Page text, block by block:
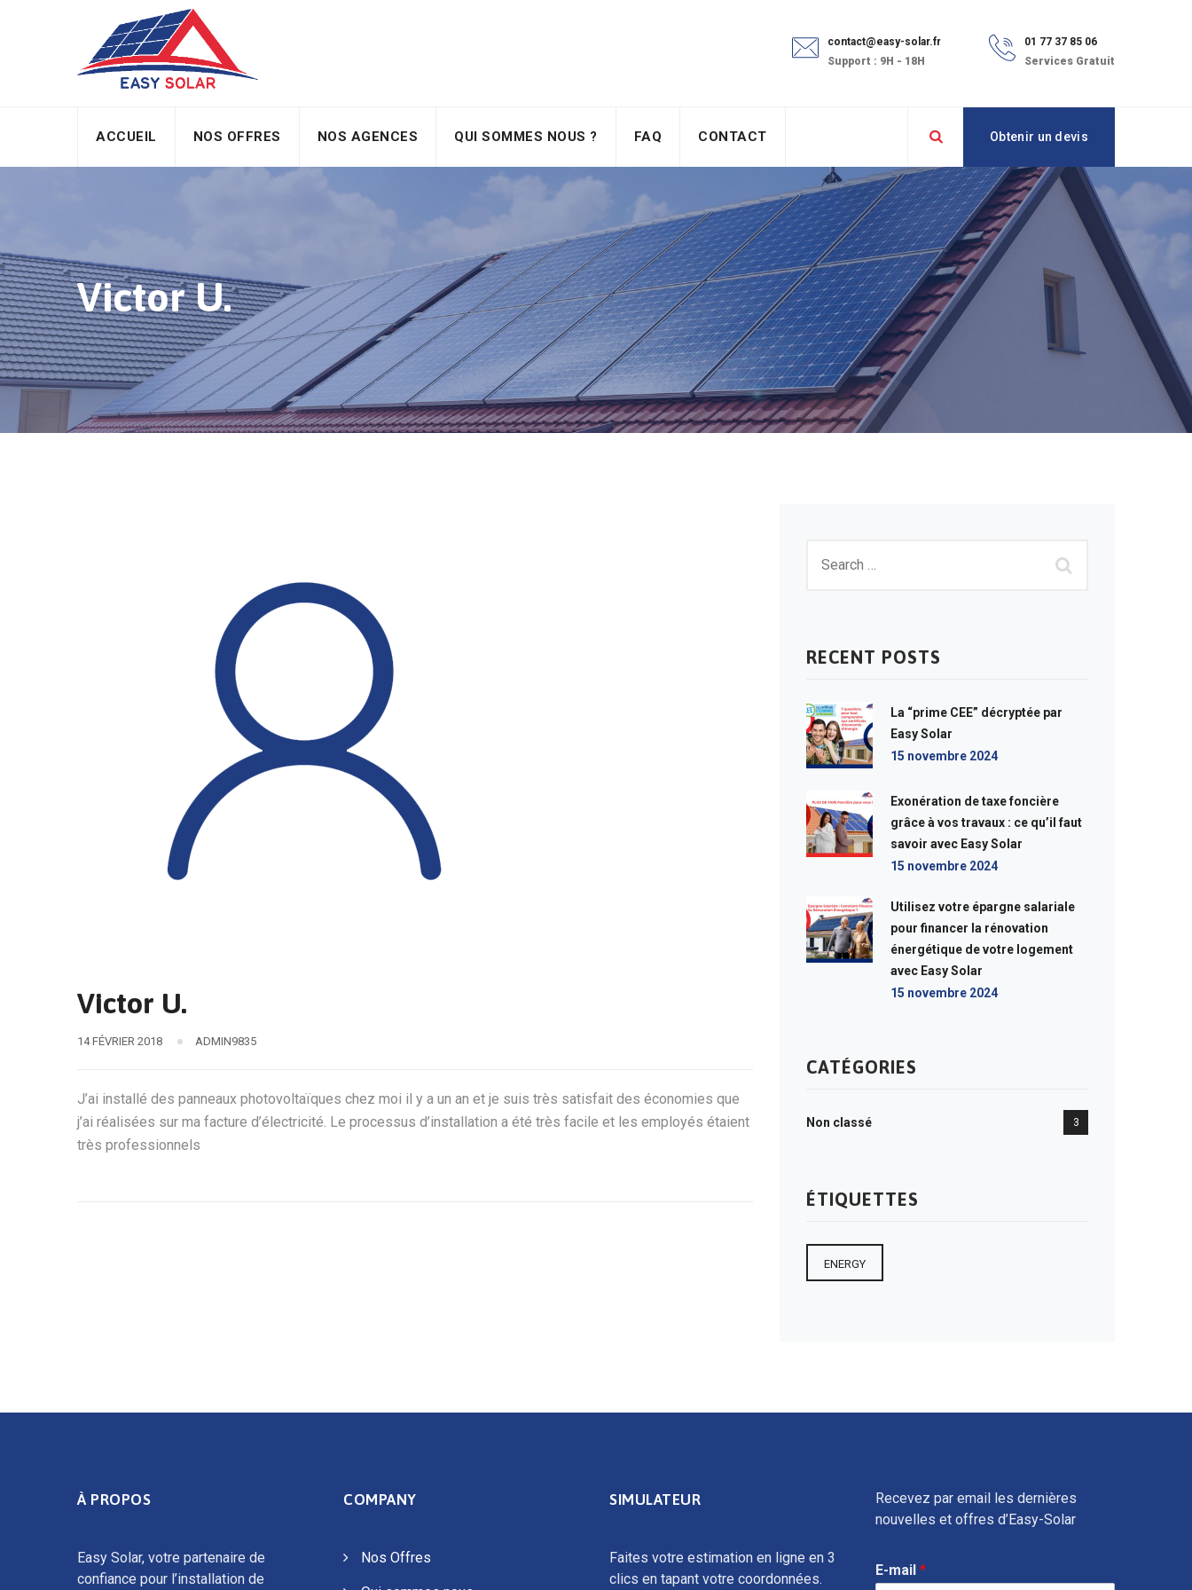
contact@easy-solar.fr
Support : 9H - 18H
01 77 37 85 06
Services Gratuit
ACCUEIL NOS OFFRES NOS AGENCES QUI SOMMES NOUS ? FAQ CONTACT Obtenir un devis
Victor U.
Victor U.
14 FÉVRIER 2018 ADMIN9835
J’ai installé des panneaux photovoltaïques chez moi il y a un an et je suis très satisfait des économies que
j’ai réalisées sur ma facture d’électricité. Le processus d’installation a été très facile et les employés étaient
très professionnels
RECENT POSTS
La “prime CEE” décryptée par
Easy Solar
15 novembre 2024
Exonération de taxe foncière
grâce à vos travaux : ce qu’il faut
savoir avec Easy Solar
15 novembre 2024
Utilisez votre épargne salariale
pour financer la rénovation
énergétique de votre logement
avec Easy Solar
15 novembre 2024
CATÉGORIES
Non classé 3
ÉTIQUETTES
ENERGY
À PROPOS
Easy Solar, votre partenaire de
confiance pour l’installation de
COMPANY
Nos Offres
SIMULATEUR
Faites votre estimation en ligne en 3
clics en tapant votre coordonnées.
Recevez par email les dernières
nouvelles et offres d’Easy-Solar
E-mail *